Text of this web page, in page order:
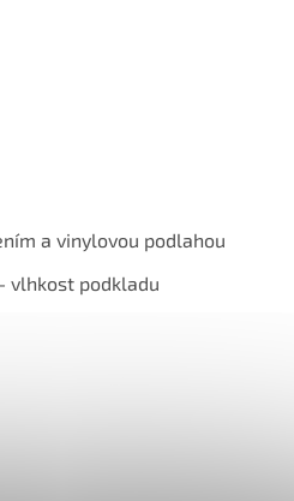
a vinylovou podlahou
vlhkost podkladu